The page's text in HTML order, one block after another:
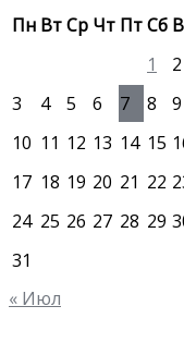
Пн ВтСр Чт ПтСб
1
2
3
4 5 6 7 8
9
10 11 12 13 14 15
17 18 19 20 21 22
24 25 26 27 28 29
31
« Июл